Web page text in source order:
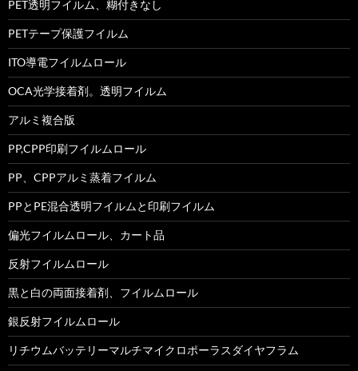
PET透明フイルム、糊付きなし
PETテープ保護フイルム
ITO導電フイルムロール
OCA光学接着剤。透明フイルム
アルミ複合版
PP,CPP印刷フイルムロール
PP、CPPアルミ蒸着フイルム
PPとPE混合透明フイルムと印刷フイルム
偏光フイルムロール、カート品
反射フイルムロール
黒と白の両面接着剤、フイルムロール
銀反射フイルムロール
リチウムバッテリーマルチマイクロポーラスダイヤフラム